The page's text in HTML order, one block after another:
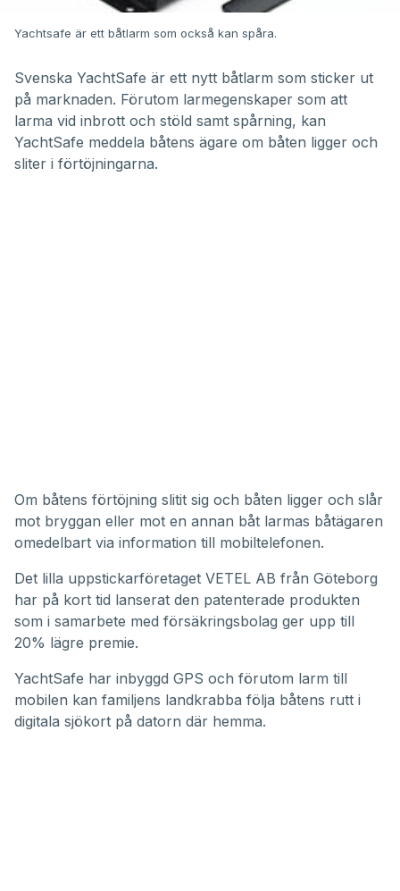
Yachtsafe är ett båtlarm som också kan spåra.
Svenska YachtSafe är ett nytt båtlarm som sticker ut
på marknaden. Förutom larmegenskaper som att
larma vid inbrott och stöld samt spårning, kan
YachtSafe meddela båtens ägare om båten ligger och
sliter i förtöjningarna.
Om båtens förtöjning slitit sig och båten ligger och slår
mot bryggan eller mot en annan båt larmas båtägaren
omedelbart via information till mobiltelefonen.
Det lilla uppstickarföretaget VETEL AB från Göteborg
har på kort tid lanserat den patenterade produkten
som i samarbete med försäkringsbolag ger upp till
20% lägre premie.
YachtSafe har inbyggd GPS och förutom larm till
mobilen kan familjens landkrabba följa båtens rutt i
digitala sjökort på datorn där hemma.